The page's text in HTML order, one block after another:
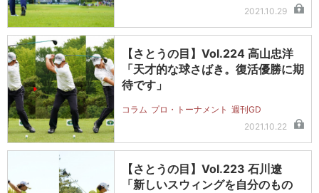
2021.10.29
【さとうの目】Vol.224 高山忠洋
「天才的な球さばき。復活優勝に期
待です」
コラム プロ・トーナメント 週刊GD
2021.10.22
【さとうの目】Vol.223 石川遼
「新しいスウィングを自分のもの